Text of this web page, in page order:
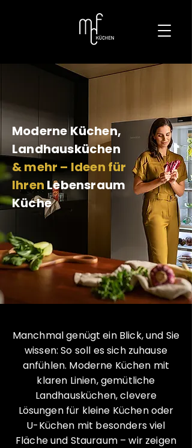
Moderne Küchen,
Landhausküchen
& mehr – Ideen für
Ihren Lebensraum
Küche
Manchmal genügt ein Blick, und Sie
wissen: So soll es sich zuhause
anfühlen. Moderne Küchen mit
klaren Linien, gemütliche
Landhausküchen, clevere
Lösungen für kleine Küchen oder
U-Küchen mit besonders viel
Fläche und Stauraum – wir zeigen